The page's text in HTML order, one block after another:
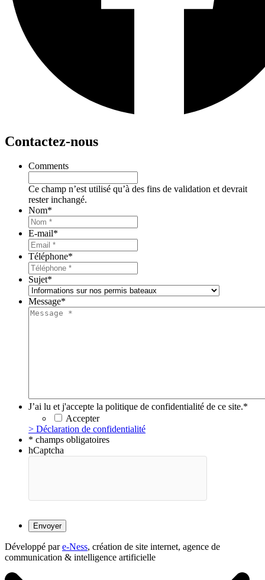
Contactez-nous
Comments
Ce champ n’est utilisé qu’à des fins de validation et devrait
rester inchangé.
Nom*
E-mail*
Téléphone*
Sujet*
Message*
J’ai lu et j'accepte la politique de confidentialité de ce site.*
Accepter
> Déclaration de confidentialité
* champs obligatoires
hCaptcha
Développé pare-Ness, création de site internet, agence de
communication & intelligence artificielle